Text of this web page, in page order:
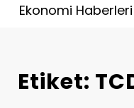
Ekonomi Haberleri
Etiket: